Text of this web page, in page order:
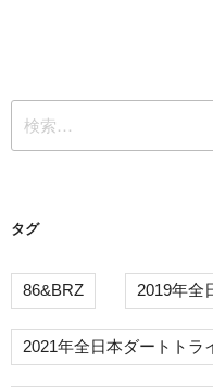
シ
ョ
索:
タグ
86&BRZ 2019年全
2021年全日本ダートトラ